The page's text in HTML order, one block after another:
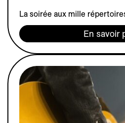
La soirée aux mille
En savoir